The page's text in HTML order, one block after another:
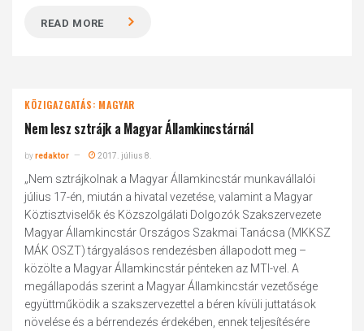
READ MORE
KÖZIGAZGATÁS: MAGYAR
Nem lesz sztrájk a Magyar Államkincstárnál
byredaktor 2017. július 8.
„Nem sztrájkolnak a Magyar Államkincstár munkavállalói
július 17-én, miután a hivatal vezetése, valamint a Magyar
Köztisztviselők és Közszolgálati Dolgozók Szakszervezete
Magyar Államkincstár Országos Szakmai Tanácsa (MKKSZ
MÁK OSZT) tárgyalásos rendezésben állapodott meg –
közölte a Magyar Államkincstár pénteken az MTI-vel. A
megállapodás szerint a Magyar Államkincstár vezetősége
együttműködik a szakszervezettel a béren kívüli juttatások
növelése és a bérrendezés érdekében, ennek teljesítésére